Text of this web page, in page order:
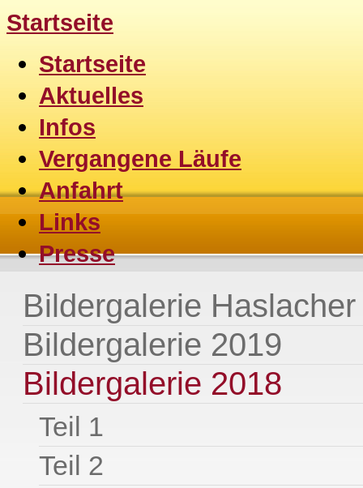
Startseite
Startseite
Aktuelles
Infos
Vergangene Läufe
Anfahrt
Links
Presse
Bildergalerie
Bildergalerie 2019
Bildergalerie 2018
Teil 1
Teil 2